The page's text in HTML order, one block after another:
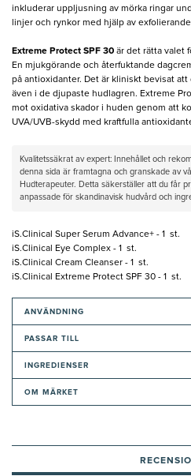
inkluderar uppljusning av mörka ringar
linjer och rynkor med hjälp av
Extreme Protect SPF 30 är det rätta valet
En mjukgörande och återfuktande
på antioxidanter. Det är kliniskt bevisat
även i de djupaste hudlagren. Extreme
mot oxidativa skador i huden genom att
UVA/UVB-skydd med kraftfulla
Kvalitetssäkrat av expert: Innehållet och
denna sida är framtagna och granskade av
Hudterapeuter. Detta säkerställer att du får
anpassade för skandinavisk hudvård och
iS.Clinical Super Serum Advance+ - 1 st.
iS.Clinical Eye Complex - 1 st.
iS.Clinical Cream Cleanser - 1 st.
iS.Clinical Extreme Protect SPF 30 - 1 st.
ANVÄNDNING
PASSAR TILL
INGREDIENSER
OM MÄRKET